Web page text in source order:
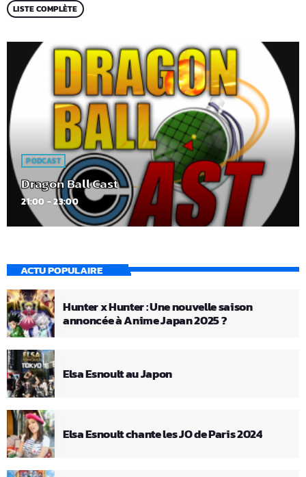
LISTE COMPLÈTE
PODCAST
Dragon Ball Cast
21:00 - 23:00
ACTU POPULAIRE
Hunter x Hunter : Une nouvelle saison
annoncée à Anime Japan 2025 ?
Elsa Esnoult au Japon
Elsa Esnoult chante les JO de Paris 2024